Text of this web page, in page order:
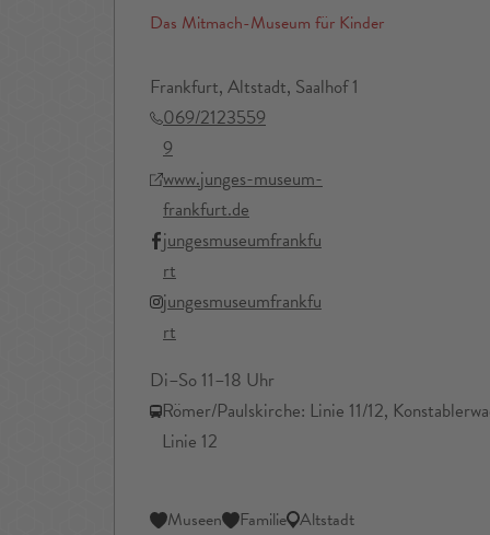
Das Mitmach-Museum für Kinder
Frankfurt, Altstadt, Saalhof 1
069/2123559
9
www.junges-museum-
frankfurt.de
jungesmuseumfrankfu
rt
jungesmuseumfrankfu
rt
Di–So 11–18 Uhr
Römer/Paulskirche: Linie 11/12,
Linie 12
Museen Familie Altstadt